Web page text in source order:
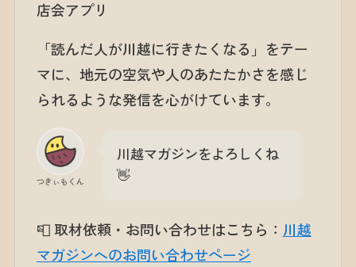
店会アプリ
「読んだ人が川越に行きたくなる」をテー
マに、地元の空気や人のあたたかさを感じ
られるような発信を心がけています。
つきぃもくん
川越マガジンをよろしくね
👋
📮 取材依頼・お問い合わせはこちら： 川越
マガジンへのお問い合わせページ